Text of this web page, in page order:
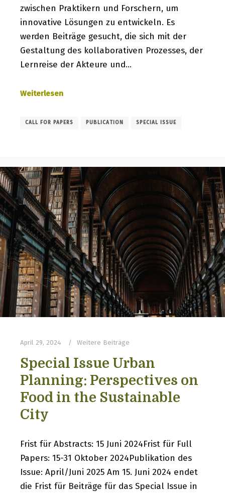
zwischen Praktikern und Forschern, um
innovative Lösungen zu entwickeln. Es
werden Beiträge gesucht, die sich mit der
Gestaltung des kollaborativen Prozesses, der
Lernreise der Akteure und…
Weiterlesen
CALL FOR PAPERS PUBLICATION SPECIAL ISSUE
April 29, 2024 Weitere Beiträge
Special Issue Urban
Planning: Perspectives on
Food in the Sustainable
City
Frist für Abstracts: 15 Juni 2024Frist für Full
Papers: 15-31 Oktober 2024Publikation des
Issue: April/Juni 2025 Am 15. Juni 2024 endet
die Frist für Beiträge für das Special Issue in